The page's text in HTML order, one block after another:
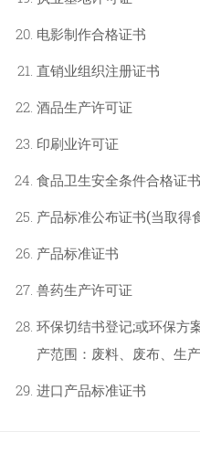
电影制作合格证书
直销业组织注册证书
酒品生产许可证
印刷业许可证
食品卫生安全条件合格证书
产品标准公布证书(当取得
产品标准证书
兽药生产许可证
环保切结书登记;或环保方
产范围：废料、废布、生
进口产品标准证书